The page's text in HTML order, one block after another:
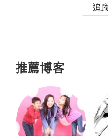
追
推薦博客